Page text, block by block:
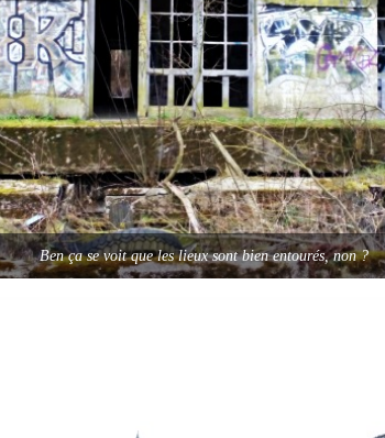
Ben ça se voit que les lieux sont bien entourés, non ?